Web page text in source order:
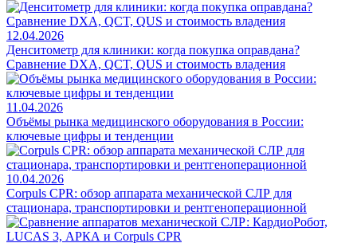
12.04.2026
Денситометр для клиники: когда покупка оправдана?
Сравнение DXA, QCT, QUS и стоимость владения
11.04.2026
Объёмы рынка медицинского оборудования в России:
ключевые цифры и тенденции
10.04.2026
Corpuls CPR: обзор аппарата механической СЛР для
стационара, транспортировки и рентгеноперационной